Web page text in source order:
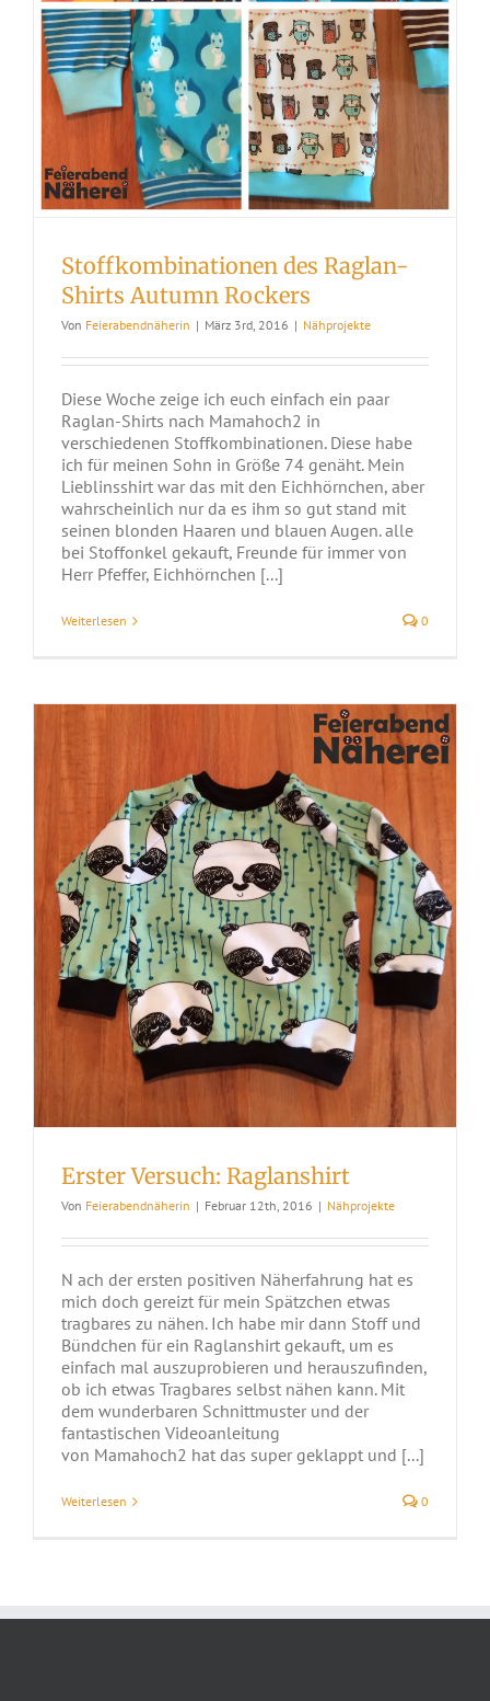
Stoffkombinationen des Raglan-
Shirts Autumn Rockers
Von Feierabendnäherin | März 3rd, 2016 | Nähprojekte
Diese Woche zeige ich euch einfach ein paar
Raglan-Shirts nach Mamahoch2 in
verschiedenen Stoffkombinationen. Diese habe
ich für meinen Sohn in Größe 74 genäht. Mein
Lieblinsshirt war das mit den Eichhörnchen, aber
wahrscheinlich nur da es ihm so gut stand mit
seinen blonden Haaren und blauen Augen. alle
bei Stoffonkel gekauft, Freunde für immer von
Herr Pfeffer, Eichhörnchen [...]
Weiterlesen 0
Erster Versuch: Raglanshirt
Von Feierabendnäherin | Februar 12th, 2016 | Nähprojekte
N ach der ersten positiven Näherfahrung hat es
mich doch gereizt für mein Spätzchen etwas
tragbares zu nähen. Ich habe mir dann Stoff und
Bündchen für ein Raglanshirt gekauft, um es
einfach mal auszuprobieren und herauszufinden,
ob ich etwas Tragbares selbst nähen kann. Mit
dem wunderbaren Schnittmuster und der
fantastischen Videoanleitung
von Mamahoch2 hat das super geklappt und [...]
Weiterlesen 0